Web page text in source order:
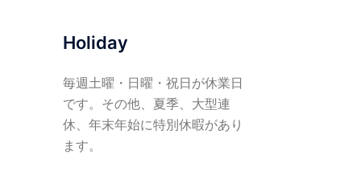
Holiday
毎週土曜・日曜・祝日が休業日
です。その他、夏季、大型連
休、年末年始に特別休暇があり
ます。